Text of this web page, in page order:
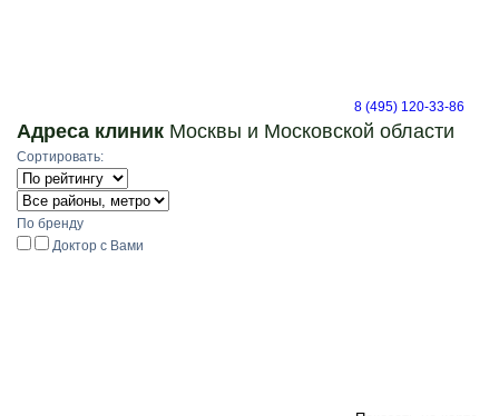
8 (495) 120-33-86
Адреса клиник Москвы и Московской области
Сортировать:
По бренду
Доктор с Вами